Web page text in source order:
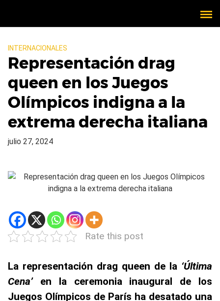
INTERNACIONALES
Representación drag
queen en los Juegos
Olímpicos indigna a la
extrema derecha italiana
julio 27, 2024
Rate this post
La representación drag queen de la ‘Última
Cena’en la ceremonia inaugural de los
Juegos Olímpicos de París ha desatado una